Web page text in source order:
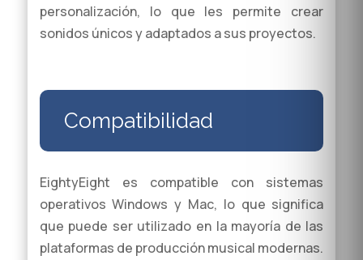
personalización, lo que les permite crear
sonidos únicos y adaptados a sus proyectos.
Compatibilidad
EightyEight es compatible con sistemas
operativos Windows y Mac, lo que significa
que puede ser utilizado en la mayoría de las
plataformas de producción musical modernas.